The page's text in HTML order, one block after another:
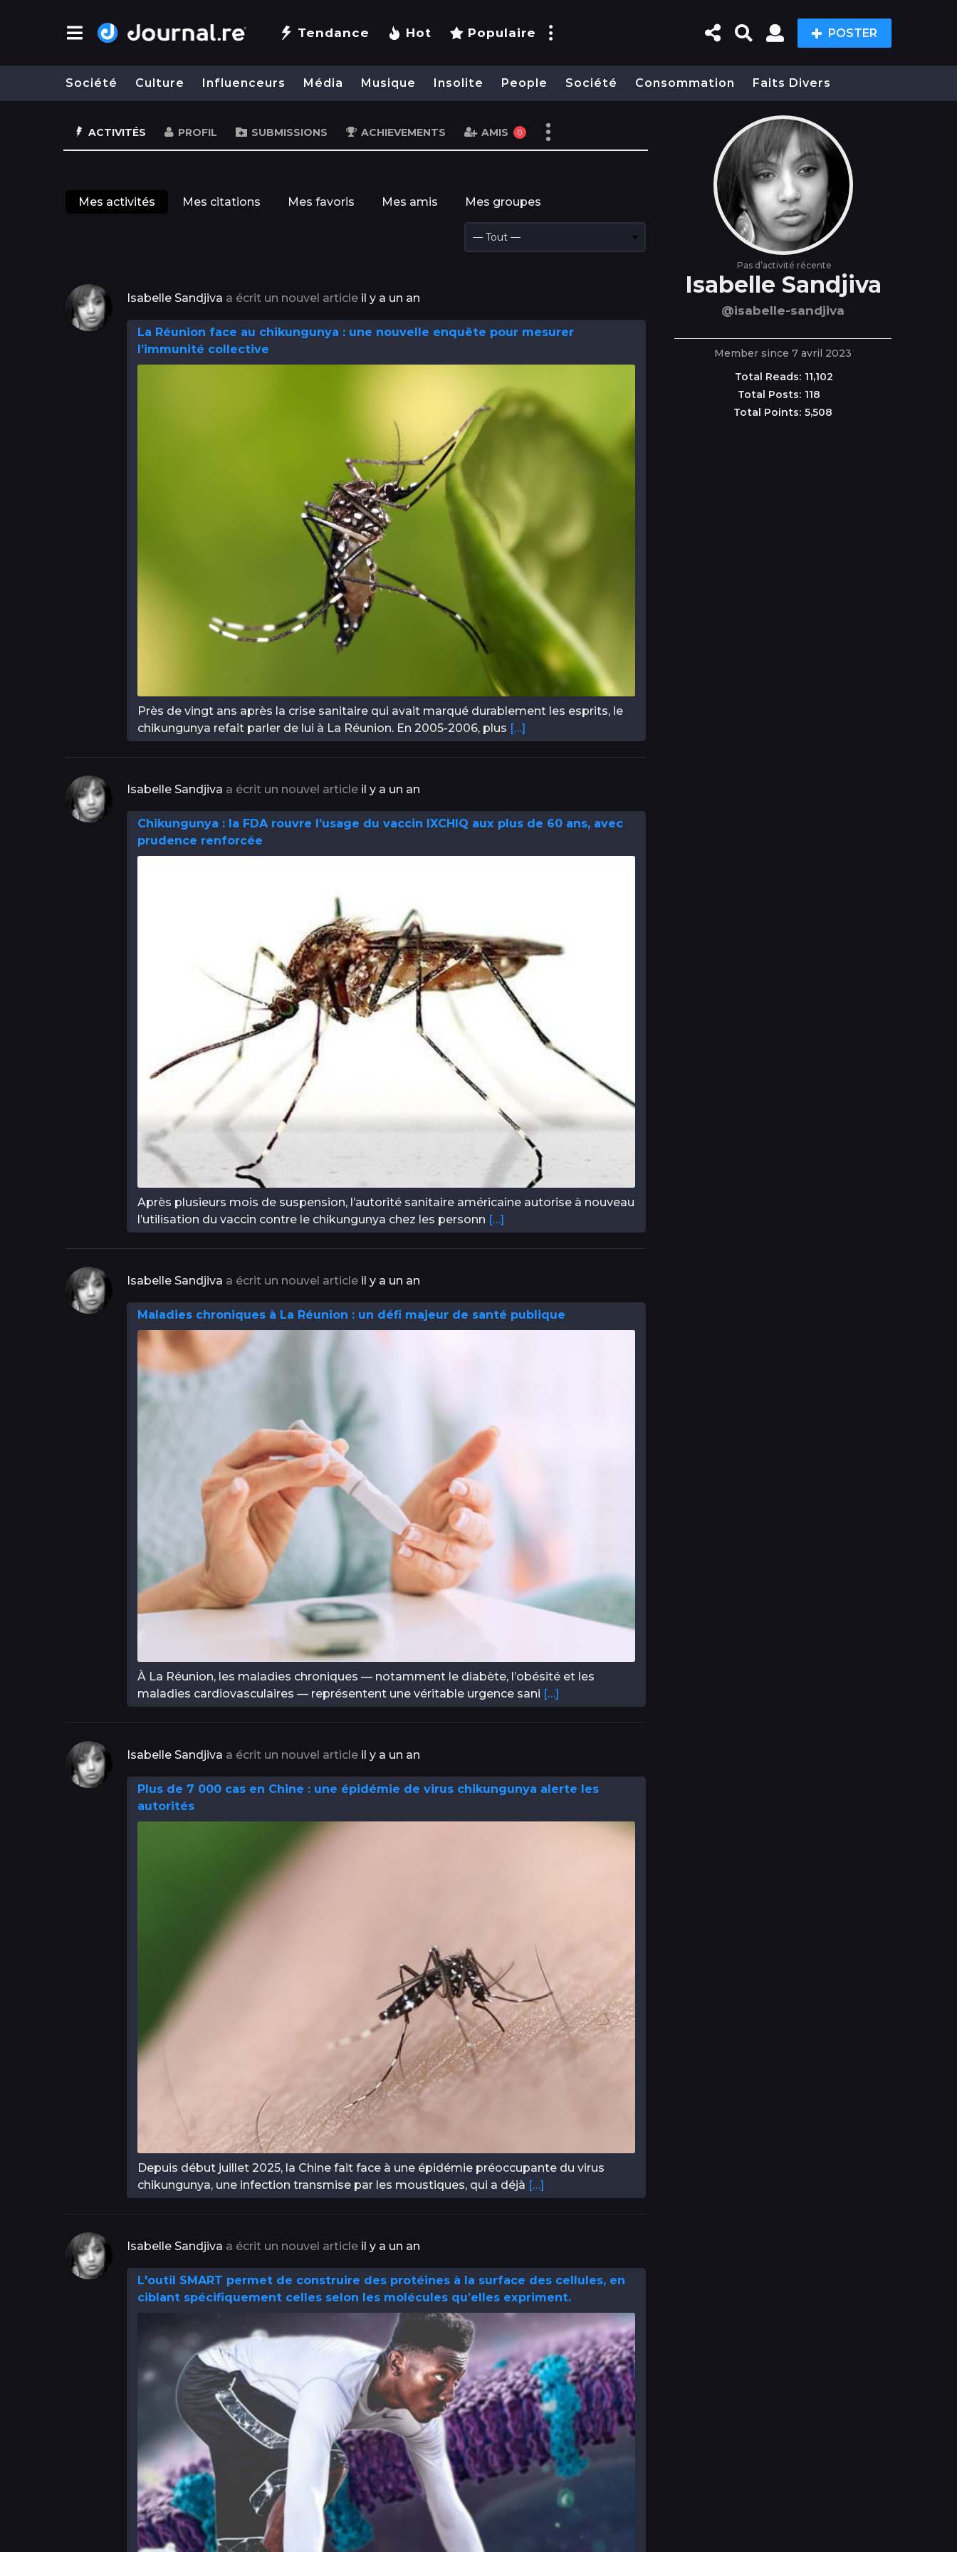
Tendance Hot Populaire POSTER
Société Culture Influenceurs Média Musique Insolite People Société Consommation Faits Divers
Pas d’activité récente
Isabelle Sandjiva
@isabelle-sandjiva
Member since 7 avril 2023
Total Reads: 11,102
Total Posts: 118
Total Points: 5,508
ACTIVITÉS PROFIL SUBMISSIONS ACHIEVEMENTS AMIS 0
Mes activités Mes citations Mes favoris Mes amis Mes groupes
Isabelle Sandjiva a écrit un nouvel article il y a un an
La Réunion face au chikungunya : une nouvelle enquête pour mesurer
l’immunité collective
Près de vingt ans après la crise sanitaire qui avait marqué durablement les esprits, le
chikungunya refait parler de lui à La Réunion. En 2005-2006, plus […]
Isabelle Sandjiva a écrit un nouvel article il y a un an
Chikungunya : la FDA rouvre l’usage du vaccin IXCHIQ aux plus de 60 ans, avec
prudence renforcée
Après plusieurs mois de suspension, l’autorité sanitaire américaine autorise à nouveau
l’utilisation du vaccin contre le chikungunya chez les personn […]
Isabelle Sandjiva a écrit un nouvel article il y a un an
Maladies chroniques à La Réunion : un défi majeur de santé publique
À La Réunion, les maladies chroniques — notamment le diabète, l’obésité et les
maladies cardiovasculaires — représentent une véritable urgence sani […]
Isabelle Sandjiva a écrit un nouvel article il y a un an
Plus de 7 000 cas en Chine : une épidémie de virus chikungunya alerte les
autorités
Depuis début juillet 2025, la Chine fait face à une épidémie préoccupante du virus
chikungunya, une infection transmise par les moustiques, qui a déjà […]
Isabelle Sandjiva a écrit un nouvel article il y a un an
L'outil SMART permet de construire des protéines à la surface des cellules, en
ciblant spécifiquement celles selon les molécules qu’elles expriment.